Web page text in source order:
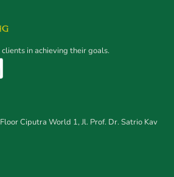
in achieving their goals.
Ciputra World 1, Jl. Prof. Dr. Satrio Kav